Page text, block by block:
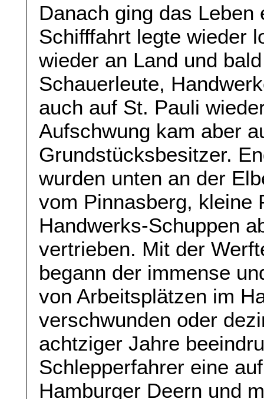
Danach ging das
Schifffahrt legte wieder
wieder an Land und
Schauerleute,
auch auf St. Pauli
Aufschwung kam aber
Grundstücksbesitzer.
wurden unten an der
vom Pinnasberg, kleine
Handwerks-Schuppen
vertrieben. Mit der
begann der immense
von Arbeitsplätzen im
verschwunden oder
achtziger Jahre
Schlepperfahrer eine
Hamburger Deern und